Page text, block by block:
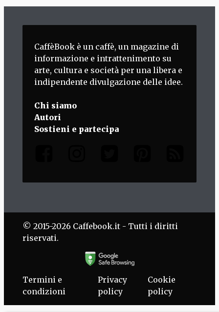
CaffèBook è un caffè, un magazine di
informazione e intrattenimento su
arte, cultura e società per una libera e
indipendente divulgazione delle idee.
Chi siamo
Autori
Sostieni e partecipa
© 2015-2026 Caffebook.it - Tutti i diritti
riservati.
Termini e
condizioni
Privacy
policy
Cookie
policy